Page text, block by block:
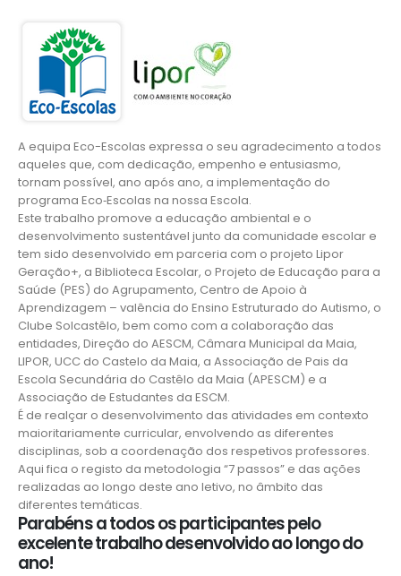
A equipa Eco-Escolas expressa o seu agradecimento a todos
aqueles que, com dedicação, empenho e entusiasmo,
tornam possível, ano após ano, a implementação do
programa Eco‑Escolas na nossa Escola.
Este trabalho promove a educação ambiental e o
desenvolvimento sustentável junto da comunidade escolar e
tem sido desenvolvido em parceria com o projeto Lipor
Geração+, a Biblioteca Escolar, o Projeto de Educação para a
Saúde (PES) do Agrupamento, Centro de Apoio à
Aprendizagem – valência do Ensino Estruturado do Autismo, o
Clube Solcastêlo, bem como com a colaboração das
entidades, Direção do AESCM, Câmara Municipal da Maia,
LIPOR, UCC do Castelo da Maia, a Associação de Pais da
Escola Secundária do Castêlo da Maia (APESCM) e a
Associação de Estudantes da ESCM.
É de realçar o desenvolvimento das atividades em contexto
maioritariamente curricular, envolvendo as diferentes
disciplinas, sob a coordenação dos respetivos professores.
Aqui fica o registo da metodologia “7 passos” e das ações
realizadas ao longo deste ano letivo, no âmbito das
diferentes temáticas.
Parabéns a todos os participantes pelo
excelente trabalho desenvolvido ao longo do
ano!